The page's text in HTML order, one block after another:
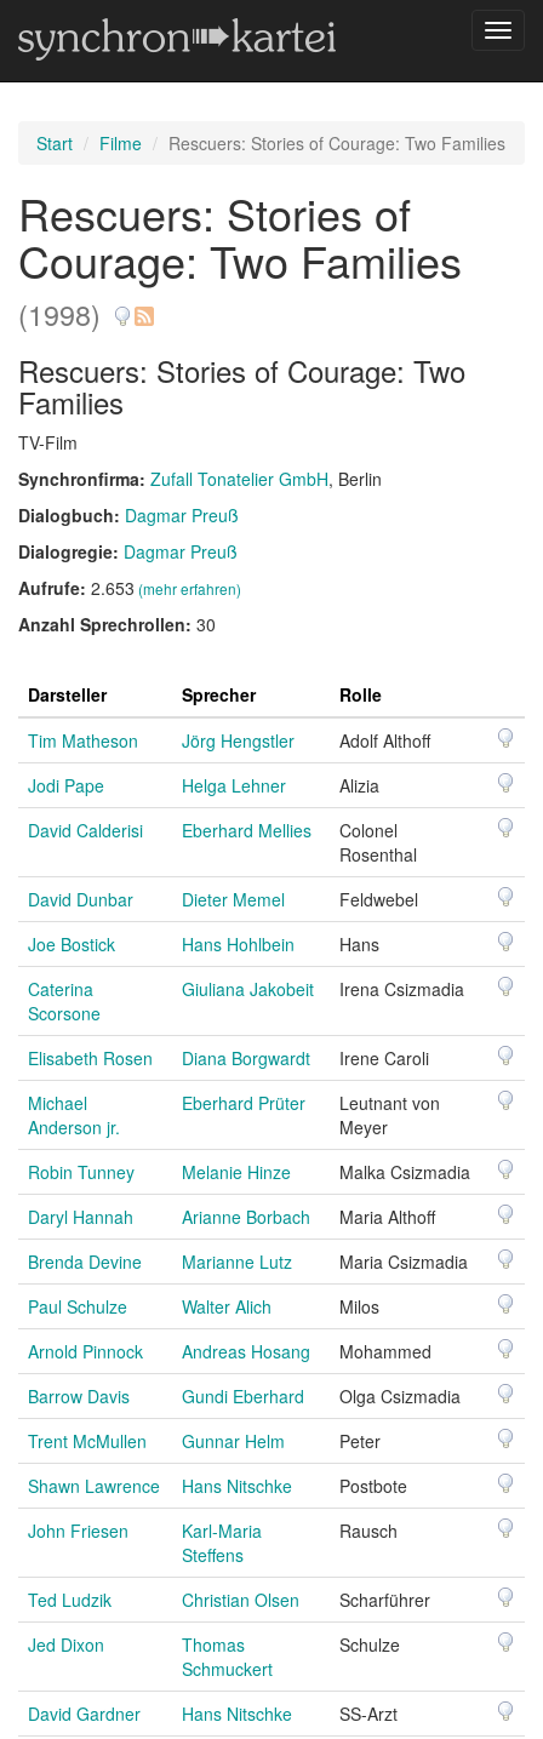
Start Filme Rescuers: Stories of Courage: Two Families
Rescuers: Stories of
Courage: Two Families
(1998)
Rescuers: Stories of Courage: Two
Families
TV-Film
Synchronfirma: Zufall Tonatelier GmbH, Berlin
Dialogbuch: Dagmar Preuß
Dialogregie: Dagmar Preuß
Aufrufe: 2.653 (mehr erfahren)
Anzahl Sprechrollen: 30
Darsteller Sprecher
Rolle
Tim Matheson
Jörg Hengstler
Adolf Althoff
Jodi Pape
Helga Lehner
Alizia
David Calderisi
Eberhard Mellies
Colonel
Rosenthal
David Dunbar
Dieter Memel
Feldwebel
Joe Bostick
Hans Hohlbein
Hans
Caterina
Scorsone
Giuliana Jakobeit Irena Csizmadia
Elisabeth Rosen Diana Borgwardt
Irene Caroli
Michael
Anderson jr.
Eberhard Prüter
Leutnant von
Meyer
Robin Tunney
Melanie Hinze
Malka Csizmadia
Daryl Hannah
Arianne Borbach
Maria Althoff
Brenda Devine
Marianne Lutz
Maria Csizmadia
Paul Schulze
Walter Alich
Milos
Arnold Pinnock
Andreas Hosang
Mohammed
Barrow Davis
Gundi Eberhard
Olga Csizmadia
Trent McMullen
Gunnar Helm
Peter
Shawn Lawrence
Hans Nitschke
Postbote
John Friesen
Karl-Maria
Steffens
Rausch
Ted Ludzik Christian Olsen
Scharführer
Jed Dixon
Thomas
Schmuckert
Schulze
David Gardner Hans Nitschke
SS-Arzt